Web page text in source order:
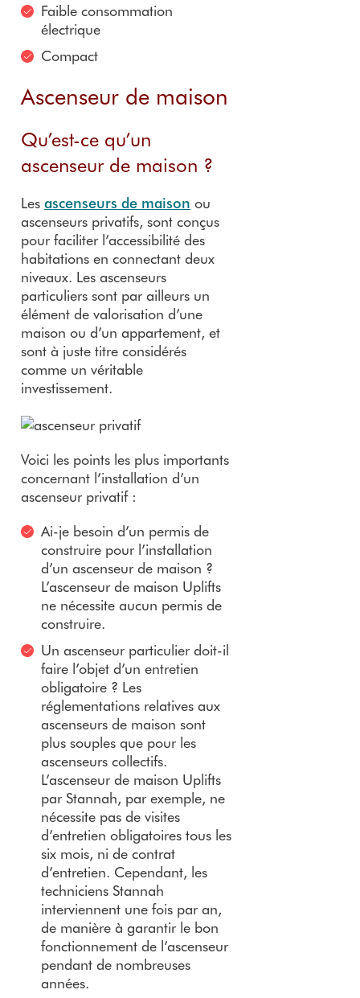
Faible consommation
électrique
Compact
Ascenseur de maison
Qu’est-ce qu’un
ascenseur de maison ?
Les ascenseurs de maison ou
ascenseurs privatifs, sont conçus
pour faciliter l’accessibilité des
habitations en connectant deux
niveaux. Les ascenseurs
particuliers sont par ailleurs un
élément de valorisation d’une
maison ou d’un appartement, et
sont à juste titre considérés
comme un véritable
investissement.
Voici les points les plus importants
concernant l’installation d’un
ascenseur privatif :
Ai-je besoin d’un permis de
construire pour l’installation
d’un ascenseur de maison ?
L’ascenseur de maison Uplifts
ne nécessite aucun permis de
construire.
Un ascenseur particulier doit-il
faire l’objet d’un entretien
obligatoire ? Les
réglementations relatives aux
ascenseurs de maison sont
plus souples que pour les
ascenseurs collectifs.
L’ascenseur de maison Uplifts
par Stannah, par exemple, ne
nécessite pas de visites
d’entretien obligatoires tous les
six mois, ni de contrat
d’entretien. Cependant, les
techniciens Stannah
interviennent une fois par an,
de manière à garantir le bon
fonctionnement de l’ascenseur
pendant de nombreuses
années.